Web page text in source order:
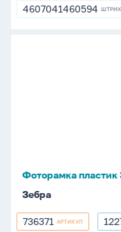
4607041460594
4607041460594
Фоторамка
Зебра
736371
736371 АРТИКУЛ